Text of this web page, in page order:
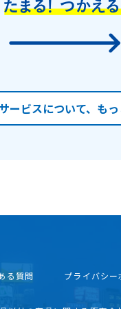
ービスについて、もっ
る質問 プライバシー